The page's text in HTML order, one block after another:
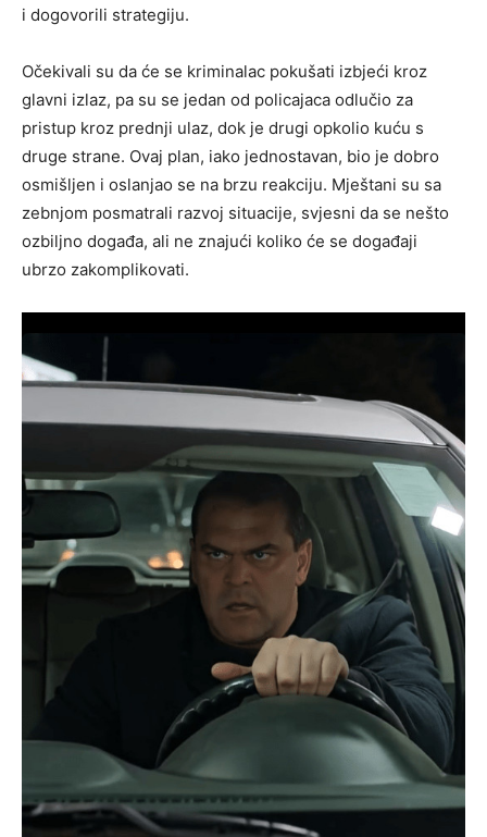
i dogovorili strategiju.
Očekivali su da će se kriminalac pokušati izbjeći kroz
glavni izlaz, pa su se jedan od policajaca odlučio za
pristup kroz prednji ulaz, dok je drugi opkolio kuću s
druge strane. Ovaj plan, iako jednostavan, bio je dobro
osmišljen i oslanjao se na brzu reakciju. Mještani su sa
zebnjom posmatrali razvoj situacije, svjesni da se nešto
ozbiljno događa, ali ne znajući koliko će se događaji
ubrzo zakomplikovati.